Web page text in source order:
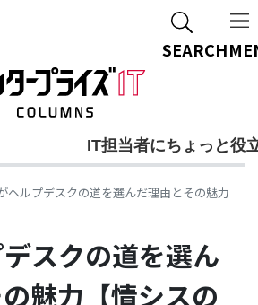
IT担当者にちょっと役
SEARCH
ヘルプデスクの道を選んだ理由とその魅力
スクの道を選ん
魅力【情シスの
ご質問・ご相談